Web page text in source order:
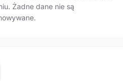
Żadne dane nie są